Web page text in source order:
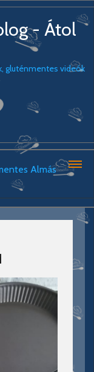
- Átol
gluténmentes videók
Almás